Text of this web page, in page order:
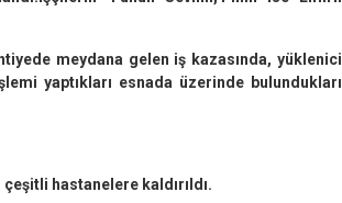
meydana gelen iş kazasında, yüklenici
yaptıkları esnada üzerinde bulundukları
hastanelere kaldırıldı.